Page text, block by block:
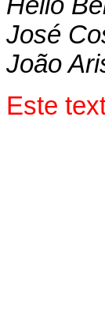
José
João
Este